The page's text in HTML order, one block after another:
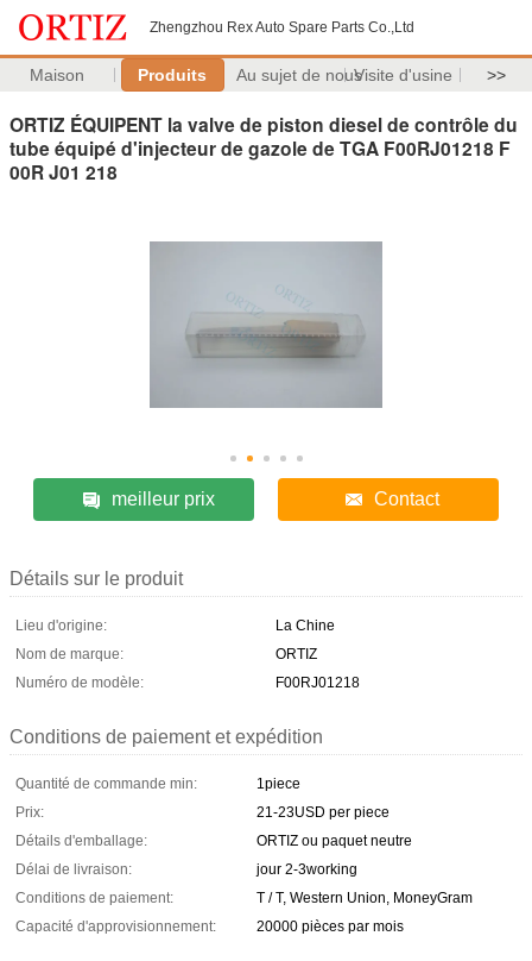
Zhengzhou Rex Auto Spare Parts Co.,Ltd
Maison Produits Au sujet de nousVisite d'usine >>
ORTIZ ÉQUIPENT la valve de piston diesel de contrôle du
tube équipé d'injecteur de gazole de TGA F00RJ01218 F
00R J01 218
meilleur prix Contact
Détails sur le produit
Lieu d'origine:
La Chine
Nom de marque:
ORTIZ
Numéro de modèle:
F00RJ01218
Conditions de paiement et expédition
Quantité de commande min:
1piece
Prix:
21-23USD per piece
Détails d'emballage:
ORTIZ ou paquet neutre
Délai de livraison:
jour 2-3working
Conditions de paiement:
T / T, Western Union, MoneyGram
Capacité d'approvisionnement:
20000 pièces par mois